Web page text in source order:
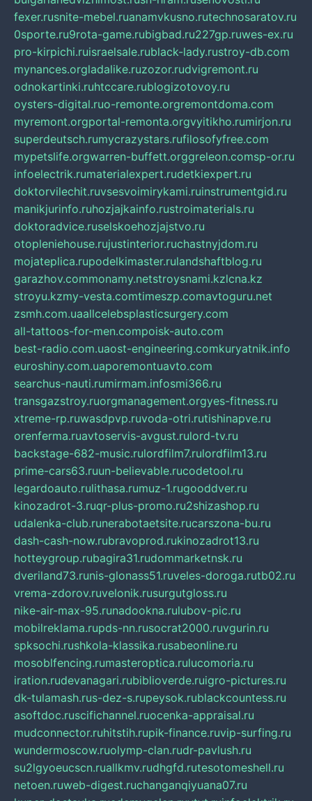
fexer.rusnite-mebel.ruanamvkusno.rutechnosaratov.ru
0sporte.ru9rota-game.rubigbad.ru227gp.ruwes-ex.ru
pro-kirpichi.ruisraelsale.rublack-lady.rustroy-db.com
mynances.orgladalike.ruzozor.rudvigremont.ru
odnokartinki.ruhtccare.rublogizotovoy.ru
oysters-digital.ruo-remonte.orgremontdoma.com
myremont.orgportal-remonta.orgvyitikho.rumirjon.ru
superdeutsch.rumycrazystars.rufilosofyfree.com
mypetslife.orgwarren-buffett.orggreleon.comsp-or.ru
infoelectrik.rumaterialexpert.rudetkiexpert.ru
doktorvilechit.ruvsesvoimirykami.ruinstrumentgid.ru
manikjurinfo.ruhozjajkainfo.rustroimaterials.ru
doktoradvice.ruselskoehozjajstvo.ru
otopleniehouse.rujustinterior.ruchastnyjdom.ru
mojateplica.rupodelkimaster.rulandshaftblog.ru
garazhov.commonamy.netstroysnami.kzlcna.kz
stroyu.kzmy-vesta.comtimeszp.comavtoguru.net
zsmh.com.uaallcelebsplasticsurgery.com
all-tattoos-for-men.compoisk-auto.com
best-radio.com.uaost-engineering.comkuryatnik.info
euroshiny.com.uaporemontuavto.com
searchus-nauti.rumirmam.infosmi366.ru
transgazstroy.ruorgmanagement.orgyes-fitness.ru
xtreme-rp.ruwasdpvp.ruvoda-otri.rutishinapve.ru
orenferma.ruavtoservis-avgust.rulord-tv.ru
backstage-682-music.rulordfilm7.rulordfilm13.ru
prime-cars63.ruun-believable.rucodetool.ru
legardoauto.rulithasa.rumuz-1.rugooddver.ru
kinozadrot-3.ruqr-plus-promo.ru2shizashop.ru
udalenka-club.runerabotaetsite.rucarszona-bu.ru
dash-cash-now.rubravoprod.rukinozadrot13.ru
hotteygroup.rubagira31.rudommarketnsk.ru
dveriland73.runis-glonass51.ruveles-doroga.rutb02.ru
vrema-zdorov.ruvelonik.rusurgutgloss.ru
nike-air-max-95.runadookna.rulubov-pic.ru
mobilreklama.rupds-nn.rusocrat2000.ruvgurin.ru
spksochi.rushkola-klassika.rusabeonline.ru
mosoblfencing.rumasteroptica.rulucomoria.ru
iration.rudevanagari.rubiblioverde.ruigro-pictures.ru
dk-tulamash.rus-dez-s.rupeysok.rublackcountess.ru
asoftdoc.ruscifichannel.ruocenka-appraisal.ru
mudconnector.ruhitstih.rupik-finance.ruvip-surfing.ru
wundermoscow.ruolymp-clan.rudr-pavlush.ru
su2lgyoeucscn.ruallkmv.rudhgfd.rutesotomeshell.ru
netoen.ruweb-digest.ruchanganqiyuana07.ru